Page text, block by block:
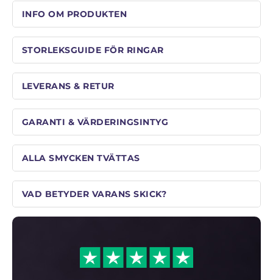
INFO OM PRODUKTEN
STORLEKSGUIDE FÖR RINGAR
LEVERANS & RETUR
GARANTI & VÄRDERINGSINTYG
ALLA SMYCKEN TVÄTTAS
VAD BETYDER VARANS SKICK?